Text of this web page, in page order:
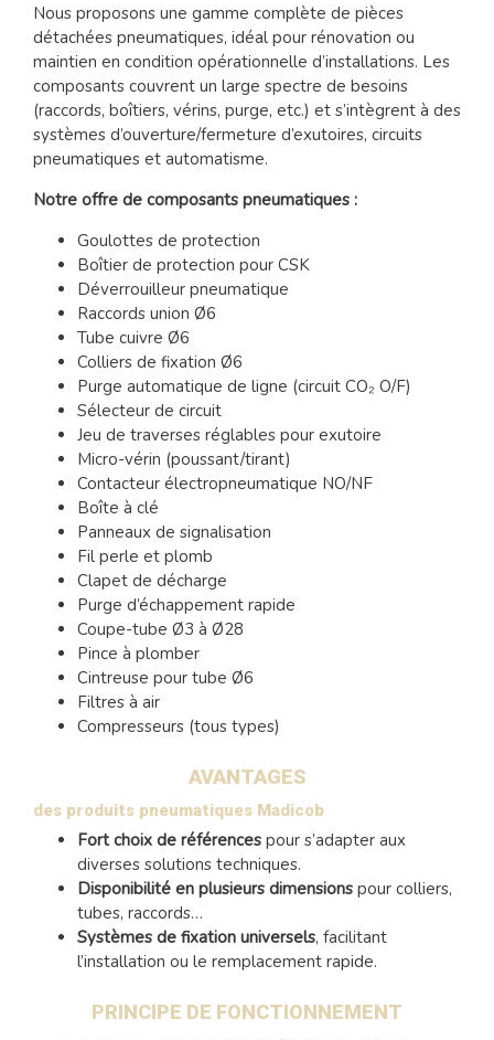
Nous proposons une gamme complète de pièces
détachées pneumatiques, idéal pour rénovation ou
maintien en condition opérationnelle d’installations. Les
composants couvrent un large spectre de besoins
(raccords, boîtiers, vérins, purge, etc.) et s’intègrent à des
systèmes d’ouverture/fermeture d’exutoires, circuits
pneumatiques et automatisme.
Notre offre de composants pneumatiques :
Goulottes de protection
Boîtier de protection pour CSK
Déverrouilleur pneumatique
Raccords union Ø6
Tube cuivre Ø6
Colliers de fixation Ø6
Purge automatique de ligne (circuit CO₂ O/F)
Sélecteur de circuit
Jeu de traverses réglables pour exutoire
Micro-vérin (poussant/tirant)
Contacteur électropneumatique NO/NF
Boîte à clé
Panneaux de signalisation
Fil perle et plomb
Clapet de décharge
Purge d’échappement rapide
Coupe-tube Ø3 à Ø28
Pince à plomber
Cintreuse pour tube Ø6
Filtres à air
Compresseurs (tous types)
AVANTAGES
des produits pneumatiques Madicob
Fort choix de références pour s’adapter aux
diverses solutions techniques.
Disponibilité en plusieurs dimensions pour colliers,
tubes, raccords…
Systèmes de fixation universels, facilitant
l’installation ou le remplacement rapide.
PRINCIPE DE FONCTIONNEMENT